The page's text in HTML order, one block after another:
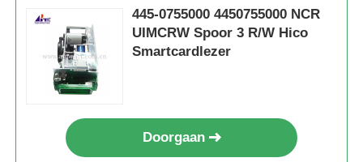
445-0755000 4450755000 NCR
UIMCRW Spoor 3 R/W Hico
Smartcardlezer
Doorgaan